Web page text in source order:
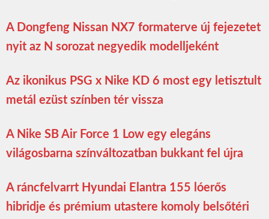
A Dongfeng Nissan NX7 formaterve új fejezetet
nyit az N sorozat negyedik modelljeként
Az ikonikus PSG x Nike KD 6 most egy letisztult
metál ezüst színben tér vissza
A Nike SB Air Force 1 Low egy elegáns
világosbarna színváltozatban bukkant fel újra
A ráncfelvarrt Hyundai Elantra 155 lóerős
hibridje és prémium utastere komoly belsőtéri